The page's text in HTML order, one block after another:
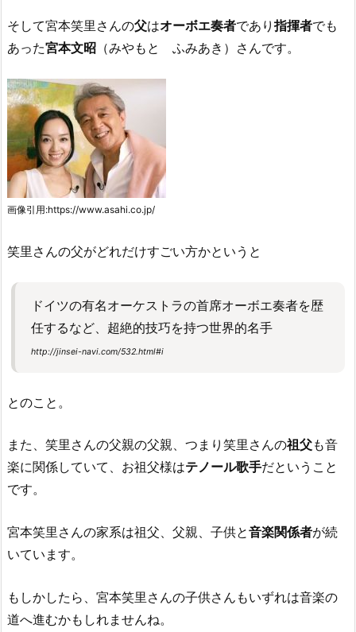
そして宮本笑里さんの父はオーボエ奏者であり 指揮者でも
あった宮本文昭 （みやもと ふみあき）さんです。
画像引用:https://www.asahi.co.jp/
笑里さんの父がどれだけすごい方かというと
ドイツの有名オーケストラの首席オーボエ奏者を歴
任するなど、超絶的技巧を持つ世界的名手
http://jinsei-navi.com/532.html#i
とのこと。
また、笑里さんの父親の父親、つまり笑里さんの祖父も音
楽に関係していて、お祖父様はテノール歌手だということ
です。
宮本笑里さんの家系は祖父、父親、子供と音楽関係者が続
いています。
もしかしたら、宮本笑里さんの子供さんもいずれは音楽の
道へ進むかもしれませんね。